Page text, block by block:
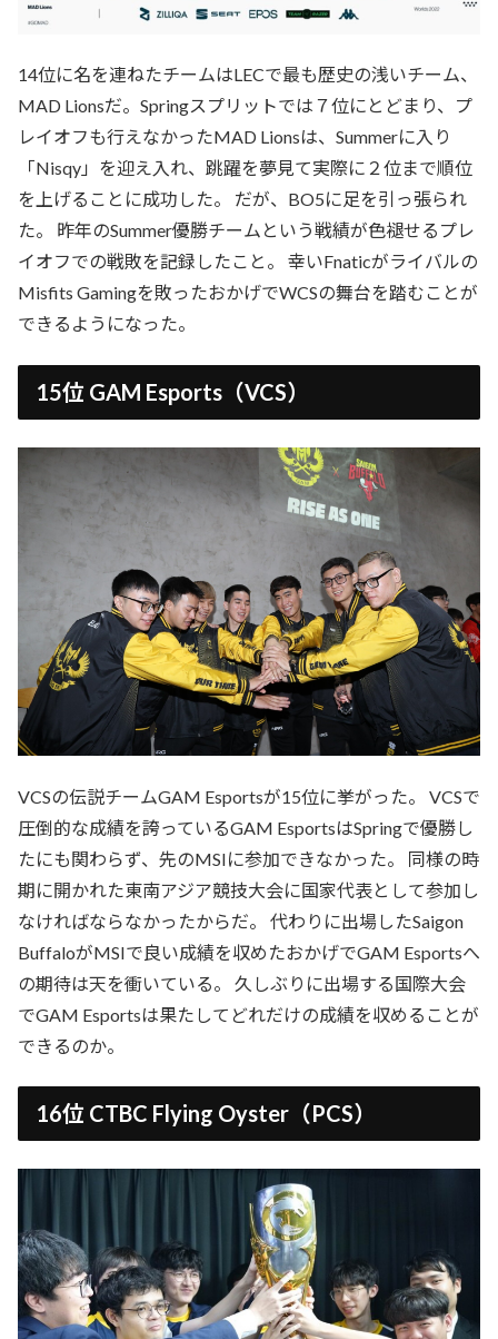
14位に名を連ねたチームはLECで最も歴史の浅いチーム、
MAD Lionsだ。Springスプリットでは７位にとどまり、プ
レイオフも行えなかったMAD Lionsは、Summerに入り
「Nisqy」を迎え入れ、跳躍を夢見て実際に２位まで順位
を上げることに成功した。 だが、BO5に足を引っ張られ
た。 昨年のSummer優勝チームという戦績が色褪せるプレ
イオフでの戦敗を記録したこと。 幸いFnaticがライバルの
Misfits Gamingを敗ったおかげでWCSの舞台を踏むことが
できるようになった。
15位 GAM Esports（VCS）
VCSの伝説チームGAM Esportsが15位に挙がった。 VCSで
圧倒的な成績を誇っているGAM EsportsはSpringで優勝し
たにも関わらず、先のMSIに参加できなかった。 同様の時
期に開かれた東南アジア競技大会に国家代表として参加し
なければならなかったからだ。 代わりに出場したSaigon
BuffaloがMSIで良い成績を収めたおかげでGAM Esportsへ
の期待は天を衝いている。 久しぶりに出場する国際大会
でGAM Esportsは果たしてどれだけの成績を収めることが
できるのか。
16位 CTBC Flying Oyster（PCS）